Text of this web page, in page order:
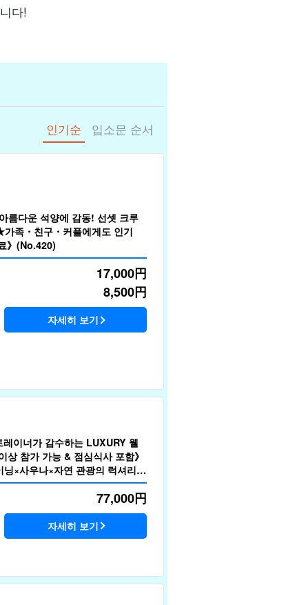
다!
인기순 입소문 순서
름다운 석양에 감동! 선셋 크루
족・친구・커플에게도 인기
》(No.420)
17,000円
8,500円
자세히 보기
이너가 감수하는 LUXURY 웰
상 참가 가능 & 점심식사 포함》
×사우나×자연 관광의 럭셔리
싱・스노클링 등 다채로운 절경
77,000円
자세히 보기